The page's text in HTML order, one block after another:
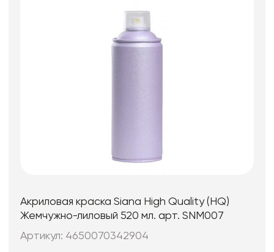
Акриловая краска Siana High Quality (HQ)
Жемчужно-лиловый 520 мл. арт. SNM007
Артикул: 4650070342904